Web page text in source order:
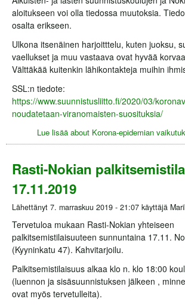
aloitukseen voi olla tiedossa muutoksia.
osalta erikseen.
Ulkona itsenäinen harjoitttelu, kuten juoksu,
vaellukset ja muu vastaava ovat hyvää
Välttäkää kuitenkin lähikontakteja muihin
SSL:n tiedote:
https://www.suunnistusliitto.fi/2020/03/
noudatetaan-viranomaisten-suosituksia/
Lue lisääabout Korona-epidemian
Rasti-Nokian
17.11.2019
Lähettänyt 7. marraskuu 2019 - 21:07 käyttäjä
Tervetuloa mukaan Rasti-Nokian yhteiseen
palkitsemistilaisuuteen sunnuntaina 17.11.
(Kyyninkatu 47). Kahvitarjoilu.
Palkitsemistilaisuus alkaa klo n. klo 18:00
(luennon ja sisäsuunnistuksen jälkeen ,
ovat myös tervetulleita).